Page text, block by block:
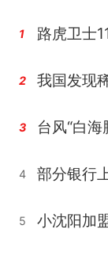
1 路虎卫士
2
3
4 部分银行
5 小沈阳加